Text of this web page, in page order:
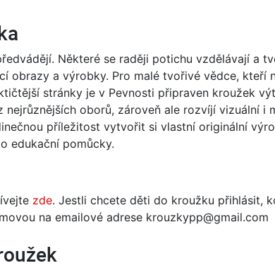
Některé se raději potichu vzdělávají a
obrazy a výrobky. Pro malé tvořivé vědce, kteří
stránky je v Pevnosti připraven kroužek
nejrůznějších oborů, zároveň ale rozvíjí vizuální i
příležitost vytvořit si vlastní originální
edukační pomůcky.
zde. Jestli chcete děti do kroužku přihlásit,
na emailové adrese krouzkypp@gmail.com